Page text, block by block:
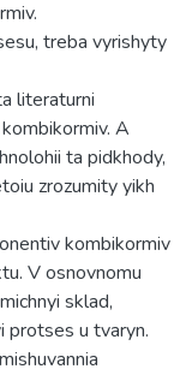
treba vyrishyty
literaturni
A
ta pidkhody,
zrozumity yikh
kombikormiv
V osnovnomu
sklad,
protses u tvaryn.